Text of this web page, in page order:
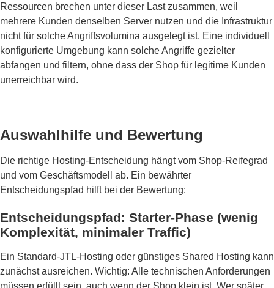
Ressourcen brechen unter dieser Last zusammen, weil
mehrere Kunden denselben Server nutzen und die Infrastruktur
nicht für solche Angriffsvolumina ausgelegt ist. Eine individuell
konfigurierte Umgebung kann solche Angriffe gezielter
abfangen und filtern, ohne dass der Shop für legitime Kunden
unerreichbar wird.
Auswahlhilfe und Bewertung
Die richtige Hosting-Entscheidung hängt vom Shop-Reifegrad
und vom Geschäftsmodell ab. Ein bewährter
Entscheidungspfad hilft bei der Bewertung:
Entscheidungspfad: Starter-Phase (wenig
Komplexität, minimaler Traffic)
Ein Standard-JTL-Hosting oder günstiges Shared Hosting kann
zunächst ausreichen. Wichtig: Alle technischen Anforderungen
müssen erfüllt sein, auch wenn der Shop klein ist. Wer später